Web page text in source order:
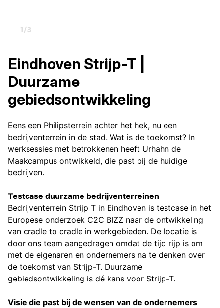
1/3
Eindhoven Strijp-T |
Duurzame
gebiedsontwikkeling
Eens een Philipsterrein achter het hek, nu een
bedrijventerrein in de stad. Wat is de toekomst? In
werksessies met betrokkenen heeft Urhahn de
Maakcampus ontwikkeld, die past bij de huidige
bedrijven.
Testcase duurzame bedrijventerreinen
Bedrijventerrein Strijp T in Eindhoven is testcase in het
Europese onderzoek C2C BIZZ naar de ontwikkeling
van cradle to cradle in werkgebieden. De locatie is
door ons team aangedragen omdat de tijd rijp is om
met de eigenaren en ondernemers na te denken over
de toekomst van Strijp-T. Duurzame
gebiedsontwikkeling is dé kans voor Strijp-T.
Visie die past bij de wensen van de ondernemers